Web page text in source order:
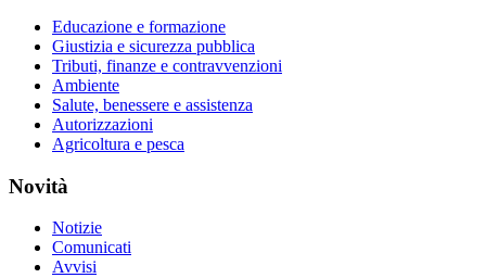
Educazione e formazione
Giustizia e sicurezza pubblica
Tributi, finanze e contravvenzioni
Ambiente
Salute, benessere e assistenza
Autorizzazioni
Agricoltura e pesca
Novità
Notizie
Comunicati
Avvisi